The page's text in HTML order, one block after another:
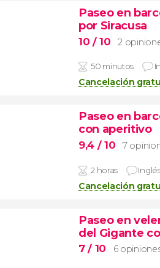
Paseo en
por Siracusa
10 / 10 2
50 minutos
Cancelación
Paseo en
con aperitivo
9,4 / 10 7
2 horas
Cancelación
Paseo en
del Gigante
7/ 10 6